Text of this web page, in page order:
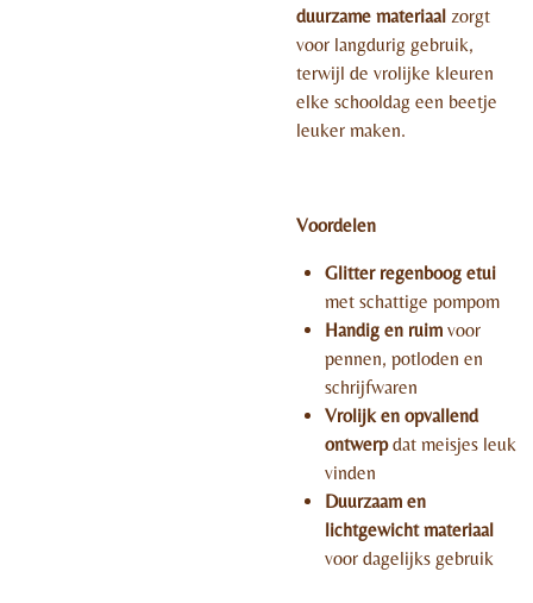
duurzame materiaal zorgt
voor langdurig gebruik,
terwijl de vrolijke kleuren
elke schooldag een beetje
leuker maken.
Voordelen
Glitter regenboog etui
met schattige pompom
Handig en ruim voor
pennen, potloden en
schrijfwaren
Vrolijk en opvallend
ontwerpdat meisjes leuk
vinden
Duurzaam en
lichtgewicht materiaal
voor dagelijks gebruik